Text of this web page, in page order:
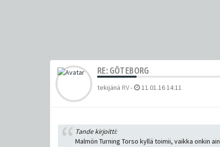
RE: GÖTEBORG
tekijänä RV- 11.01.16 14:11
Tande kirjoitti:
Malmön Turning Torso kyllä toimii, vaikka onkin